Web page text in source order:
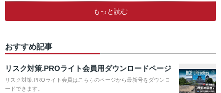
もっと読む
おすすめ記事
リスク対策.PROライト会員用ダウンロードページ
リスク対策.PROライト会員はこちらのページから最新号をダウンロ
ードできます。